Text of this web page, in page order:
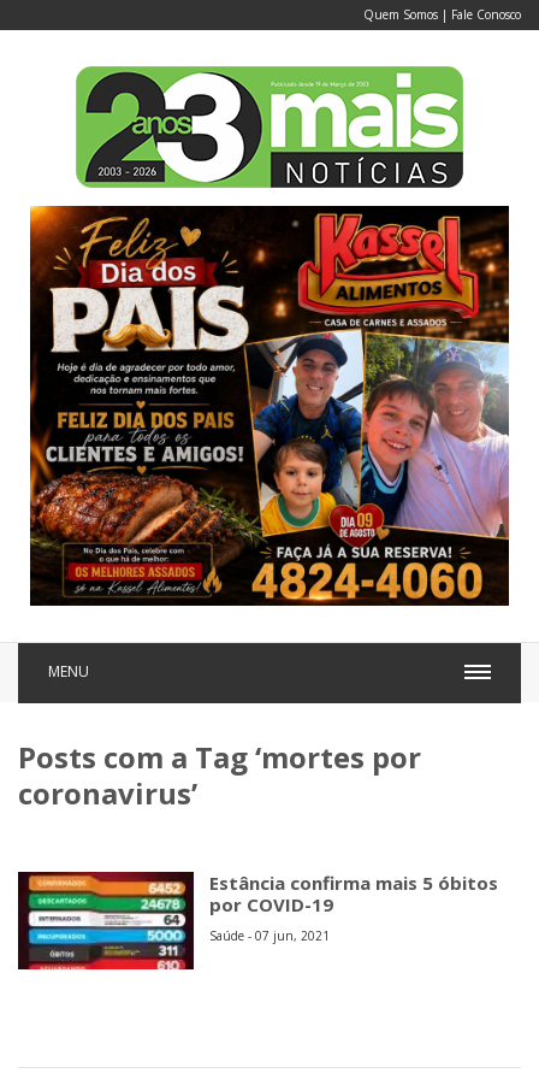
Quem Somos | Fale Conosco
MENU
Posts com a Tag ‘mortes por
coronavirus’
Estância confirma mais 5 óbitos
por COVID-19
Saúde - 07 jun, 2021